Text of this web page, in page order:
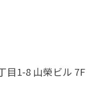
目1-8 山榮ビル 7F